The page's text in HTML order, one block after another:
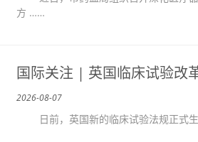
方 ……
国际关注 | 英国临床试验改
2026-08-07
日前，英国新的临床试验法规正式生